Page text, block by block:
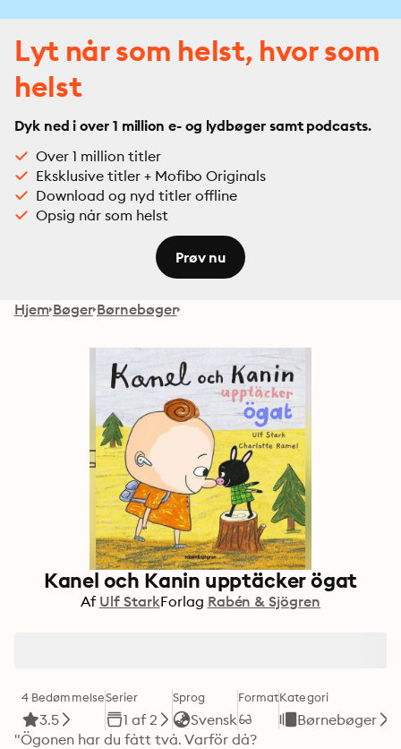
Lyt når som helst, hvor som
helst
Dyk ned i over 1 million e- og lydbøger samt podcasts.
Over 1 million titler
Eksklusive titler + Mofibo Originals
Download og nyd titler offline
Opsig når som helst
Prøv nu
Hjem Bøger Børnebøger
Kanel och Kanin upptäcker ögat
Af Ulf StarkForlag Rabén & Sjögren
4 Bedømmelse
3.5
Serier
1 af 2
Sprog
Svensk
FormatKategori
Børnebøger
"Ögonen har du fått två. Varför då?